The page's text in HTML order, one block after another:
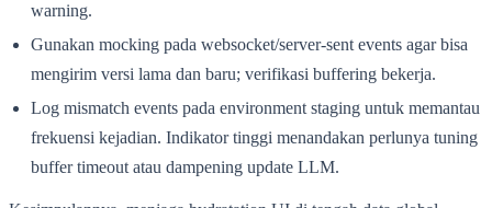
warning.
Gunakan mocking pada websocket/server-sent events agar bisa
mengirim versi lama dan baru; verifikasi buffering bekerja.
Log mismatch events pada environment staging untuk memantau
frekuensi kejadian. Indikator tinggi menandakan perlunya tuning
buffer timeout atau dampening update LLM.